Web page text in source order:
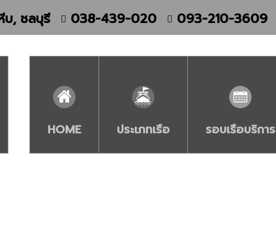
บ, ชลบุรี 038-439-020 093-210-3609
HOME ประเภทเรือ รอบเรือบริการ